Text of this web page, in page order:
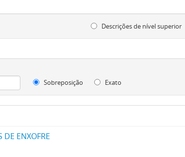
Descrições de nível superior
Sobreposição
Exato
DE ENXOFRE